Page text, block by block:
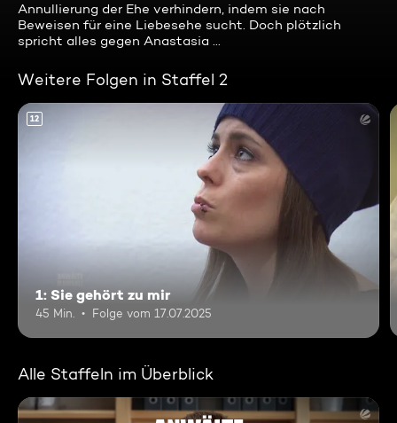
Annullierung der Ehe verhindern, indem sie nach
Beweisen für eine Liebesehe sucht. Doch plötzlich
spricht alles gegen Anastasia ...
Weitere Folgen in Staffel 2
12
1: Sie gehört zu mir
45 Min. Folge vom 17.07.2025
Alle Staffeln im Überblick